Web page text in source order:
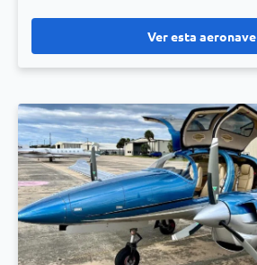
Ver esta aeronave